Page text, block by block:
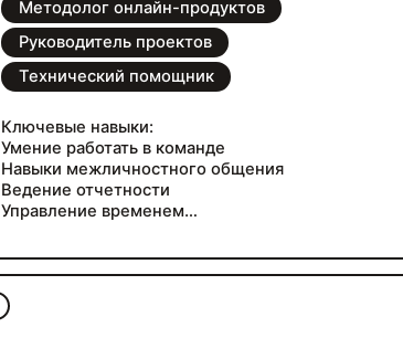
Методолог онлайн-продуктов
Руководитель проектов
Технический помощник
Ключевые навыки:
Умение работать в команде
Навыки межличностного общения
Ведение отчетности
Управление временем
Администрирование сайтов
Сбор и анализ информации
Точность и внимательность к деталям